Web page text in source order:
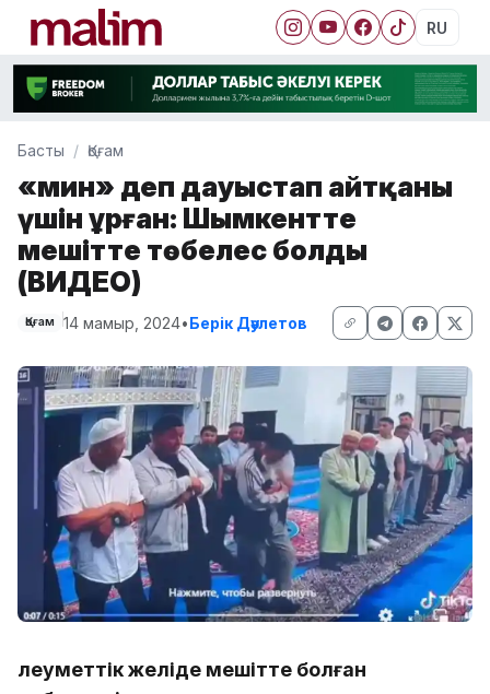
RU
Басты Қоғам
«Әмин» деп дауыстап айтқаны
үшін ұрған: Шымкентте
мешітте төбелес болды
(ВИДЕО)
Қоғам 14 мамыр, 2024•Берік Дәулетов
Әлеуметтік желіде мешітте болған